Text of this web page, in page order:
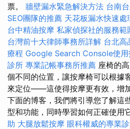
票。 牆壁漏水緊急解決方法 台南
SEO團隊的推薦 天花板漏水快速處
台中精油按摩 私家偵探社的服務範
台灣前十大律師事務所詳解 台北高
療程 Google Search Console使用
診所 專業記帳事務所推薦 座椅的
個不同的位置，讓按摩椅可以根據
來定位——這使得按摩更有效，增
下面的博客，我們將引導您了解這
型和功能，同時學習如何正確使用
助 大腿放鬆按摩 眼科權威的專業